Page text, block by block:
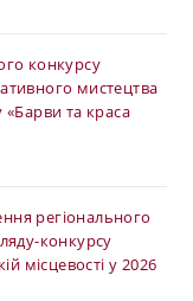
конкурсу
мистецтва
та краса
регіонального
конкурсу
місцевості у 2026